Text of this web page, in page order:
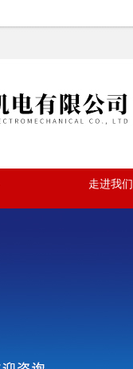
走进我们